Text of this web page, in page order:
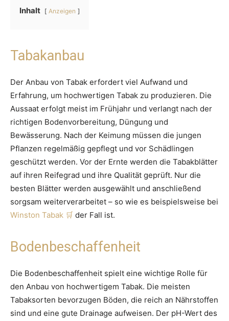
Inhalt Anzeigen
Tabakanbau
Der Anbau von Tabak erfordert viel Aufwand und
Erfahrung, um hochwertigen Tabak zu produzieren. Die
Aussaat erfolgt meist im Frühjahr und verlangt nach der
richtigen Bodenvorbereitung, Düngung und
Bewässerung. Nach der Keimung müssen die jungen
Pflanzen regelmäßig gepflegt und vor Schädlingen
geschützt werden. Vor der Ernte werden die Tabakblätter
auf ihren Reifegrad und ihre Qualität geprüft. Nur die
besten Blätter werden ausgewählt und anschließend
sorgsam weiterverarbeitet – so wie es beispielsweise bei
Winston Tabak
der Fall ist.
Bodenbeschaffenheit
Die Bodenbeschaffenheit spielt eine wichtige Rolle für
den Anbau von hochwertigem Tabak. Die meisten
Tabaksorten bevorzugen Böden, die reich an Nährstoffen
sind und eine gute Drainage aufweisen. Der pH-Wert des